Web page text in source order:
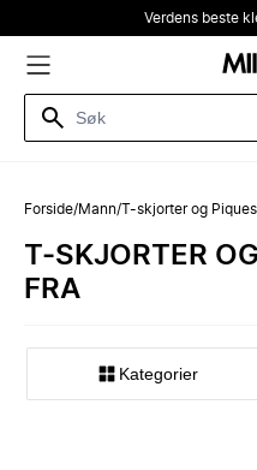
Verdens beste
Forside/Mann/T-skjorter og
T-SKJORTER
FRA
Kategorier